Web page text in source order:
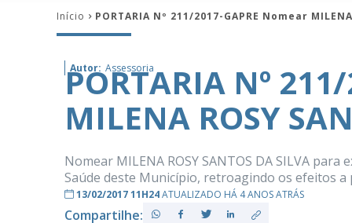
Mamanguape
–
Início PORTARIA Nº 211/2017-GAPRE Nomear
Autor: Assessoria
PORTARIA Nº
MILENA ROSY
Nomear MILENA ROSY SANTOS DA SILVA
Saúde deste Município, retroagindo os efeitos a
13/02/2017 11H24ATUALIZADO HÁ 4 ANOS ATRÁS
Compartilhe: